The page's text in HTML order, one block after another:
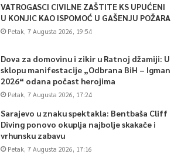
VATROGASCI CIVILNE ZAŠTITE KS UPUĆENI
U KONJIC KAO ISPOMOĆ U GAŠENJU POŽARA
Petak, 7 Augusta 2026, 19:54
Dova za domovinu i zikir u Ratnoj džamiji: U
sklopu manifestacije „Odbrana BiH – Igman
2026“ odana počast herojima
Petak, 7 Augusta 2026, 17:24
Sarajevo u znaku spektakla: Bentbaša Cliff
Diving ponovo okuplja najbolje skakače i
vrhunsku zabavu
Petak, 7 Augusta 2026, 17:16